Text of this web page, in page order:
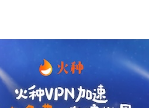
支持 [0] 反对 [0]